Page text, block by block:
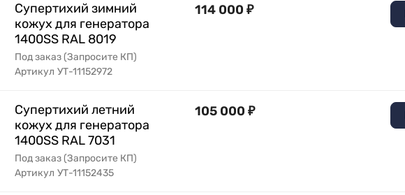
Супертихий зимний
кожух для генератора
1400SS RAL 8019
Под заказ (Запросите КП)
Артикул УТ-11152972
114 000 ₽
Супертихий летний
кожух для генератора
1400SS RAL 7031
Под заказ (Запросите КП)
Артикул УТ-11152435
105 000 ₽